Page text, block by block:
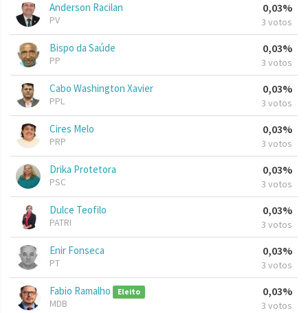
Anderson Racilan
PV
0,03%
3 votos
Bispo da Saúde
PP
0,03%
3 votos
Cabo Washington Xavier
PPL
0,03%
3 votos
Cires Melo
PRP
0,03%
3 votos
Drika Protetora
PSC
0,03%
3 votos
Dulce Teofilo
PATRI
0,03%
3 votos
Enir Fonseca
PT
0,03%
3 votos
Fabio Ramalho Eleito
MDB
0,03%
3 votos